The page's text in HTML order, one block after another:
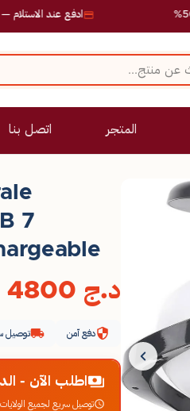
ادفع عند الاستلام — بدون
المتجر اتصل بنا
7
د.ج
دفع آمن توصيل
اطلب الآن -
توصيل سريع لجميع الولايات